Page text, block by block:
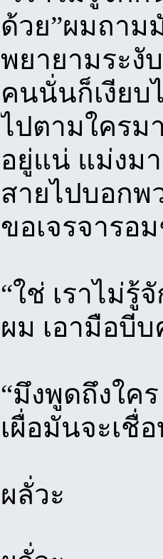
ด้วย”ผมถาม
พยายามระงั
คนนั่นก็เงียบ
ไปตามใครม
อยู่แน่ แม่งม
สายไปบอกพ
ขอเจรจารอ
“ใช่ เราไม่รู้
ผม เอามือบี
“มึงพูดถึงใค
เผื่อมันจะเชื่
ผลั่วะ